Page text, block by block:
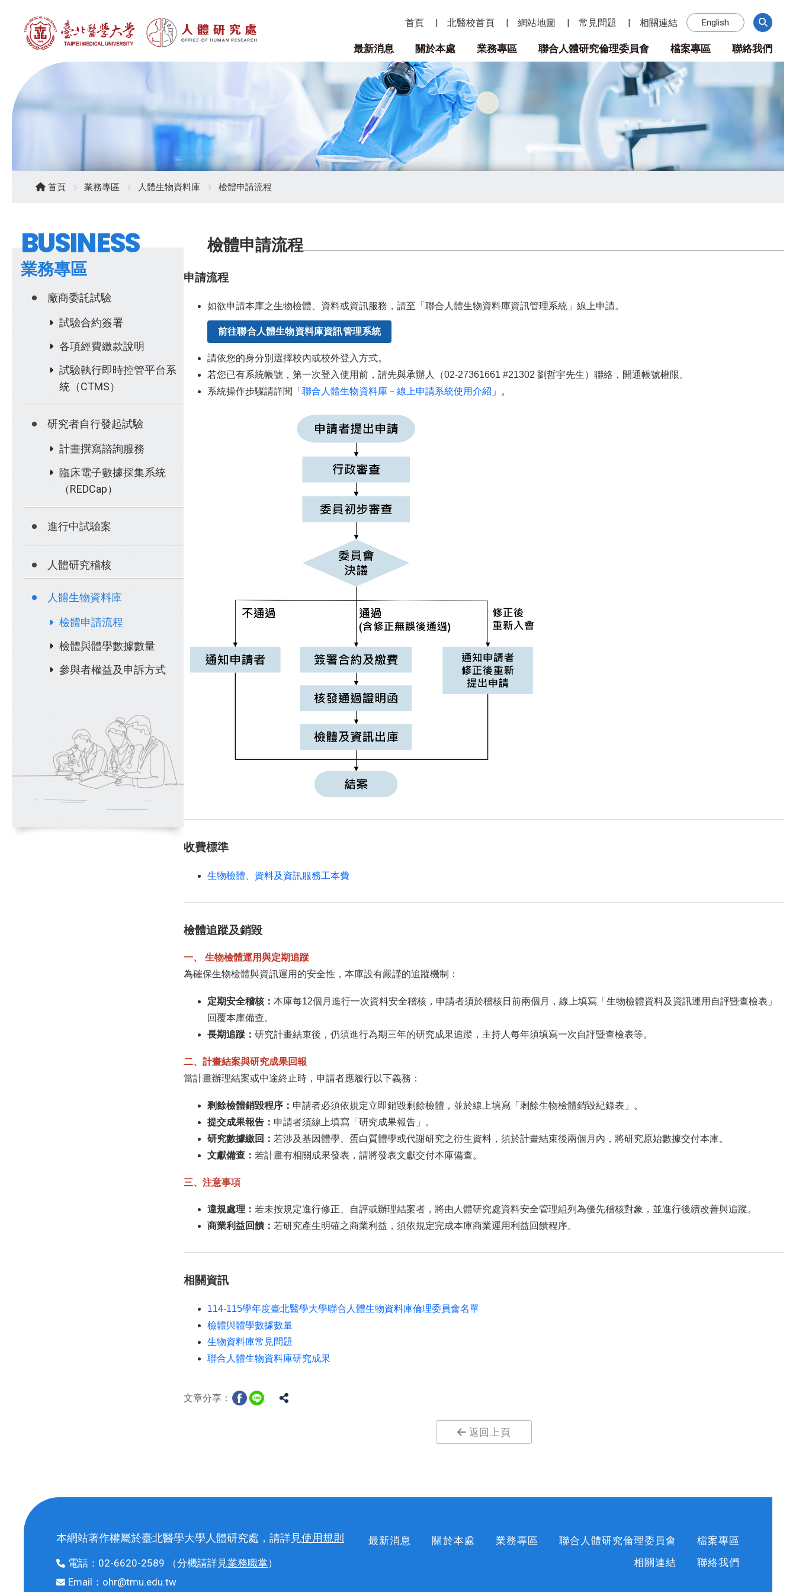
首頁 北醫校首頁 網站地圖 常見問題 相關連結 English
最新消息 關於本處 業務專區 聯合人體研究倫理委員會 檔案專區 聯絡我們
首頁 業務專區 人體生物資料庫 檢體申請流程
BUSINESS
業務專區
廠商委託試驗
試驗合約簽署
各項經費繳款說明
試驗執行即時控管平台系
統（CTMS）
研究者自行發起試驗
計畫撰寫諮詢服務
臨床電子數據採集系統
（REDCap）
進行中試驗案
人體研究稽核
人體生物資料庫
檢體申請流程
檢體與體學數據數量
參與者權益及申訴方式
檢體申請流程
申請流程
如欲申請本庫之生物檢體、資料或資訊服務，請至「聯合人體生物資料庫資訊管理系統」線上申請。
前往聯合人體生物資料庫資訊管理系統
請依您的身分別選擇校內或校外登入方式。
若您已有系統帳號，第一次登入使用前，請先與承辦人（02-27361661 #21302 劉哲宇先生）聯絡，開通帳號權限。
系統操作步驟請詳閱「 聯合人體生物資料庫－線上申請系統使用介紹 」。
收費標準
生物檢體、資料及資訊服務工本費
檢體追蹤及銷毀
一、 生物檢體運用與定期追蹤
為確保生物檢體與資訊運用的安全性，本庫設有嚴謹的追蹤機制：
定期安全稽核： 本庫每12個月進行一次資料安全稽核，申請者須於稽核日前兩個月，線上填寫「生物檢體資料及資訊運用自評暨查檢表」
回覆本庫備查。
長期追蹤： 研究計畫結束後，仍須進行為期三年的研究成果追蹤，主持人每年須填寫一次自評暨查檢表等。
二、計畫結案與研究成果回報
當計畫辦理結案或中途終止時，申請者應履行以下義務：
剩餘檢體銷毀程序： 申請者必須依規定立即銷毀剩餘檢體，並於線上填寫「剩餘生物檢體銷毀紀錄表」。
提交成果報告： 申請者須線上填寫「研究成果報告」。
研究數據繳回： 若涉及基因體學、蛋白質體學或代謝研究之衍生資料，須於計畫結束後兩個月內，將研究原始數據交付本庫。
文獻備查： 若計畫有相關成果發表，請將發表文獻交付本庫備查。
三、注意事項
違規處理： 若未按規定進行修正、自評或辦理結案者，將由人體研究處資料安全管理組列為優先稽核對象，並進行後續改善與追蹤。
商業利益回饋： 若研究產生明確之商業利益，須依規定完成本庫商業運用利益回饋程序。
相關資訊
114-115學年度臺北醫學大學聯合人體生物資料庫倫理委員會名單
檢體與體學數據數量
生物資料庫常見問題
聯合人體生物資料庫研究成果
文章分享：
返回上頁
本網站著作權屬於臺北醫學大學人體研究處，請詳見使用規則
電話： 02-6620-2589 （分機請詳見業務職掌）
Email： ohr@tmu.edu.tw
最新消息 關於本處 業務專區 聯合人體研究倫理委員會
檔案專區
相關連結
聯絡我們